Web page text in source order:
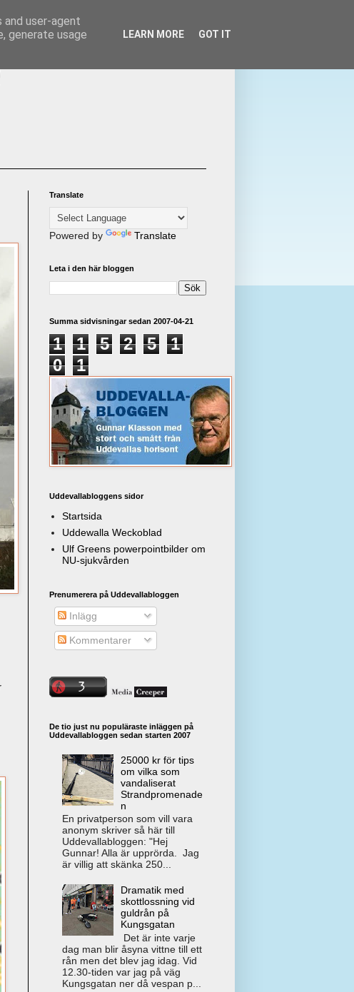
Translate
Powered by Translate
Leta i den här bloggen
Summa sidvisningar sedan 2007-04-21
1 1 5 2 5
1
0
1
Uddevallabloggens sidor
Startsida
Uddewalla Weckoblad
Ulf Greens powerpointbilder om
NU-sjukvården
Prenumerera på Uddevallabloggen
Inlägg
Kommentarer
De tio just nu populäraste inläggen på
Uddevallabloggen sedan starten 2007
25000 kr för tips
om vilka som
vandaliserat
Strandpromenade
n
En privatperson som vill vara
anonym skriver så här till
Uddevallabloggen: "Hej
Gunnar! Alla är upprörda. Jag
är villig att skänka 250...
Dramatik med
skottlossning vid
guldrån på
Kungsgatan
Det är inte varje
dag man blir åsyna vittne till ett
rån men det blev jag idag. Vid
12.30-tiden var jag på väg
Kungsgatan ner då vespan p...
user-agent
generate usage
LEARN MORE GOT IT